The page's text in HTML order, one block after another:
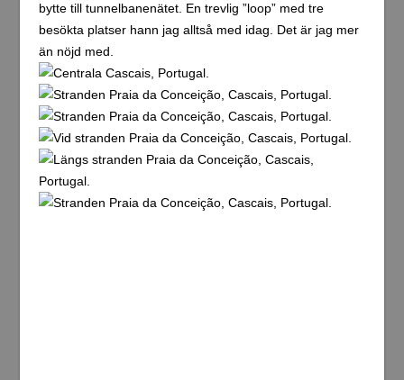
bytte till tunnelbanenätet. En trevlig ”loop” med tre
besökta platser hann jag alltså med idag. Det är jag mer
än nöjd med.